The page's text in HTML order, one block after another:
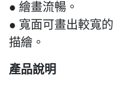
● 繪畫流暢。
● 寬面可畫出較寬
描繪。
產品說明